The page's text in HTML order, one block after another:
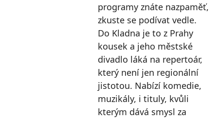
programy znáte nazpaměť,
zkuste se podívat vedle.
Do Kladna je to z Prahy
kousek a jeho městské
divadlo láká na repertoár,
který není jen regionální
jistotou. Nabízí komedie,
muzikály, i tituly, kvůli
kterým dává smysl za